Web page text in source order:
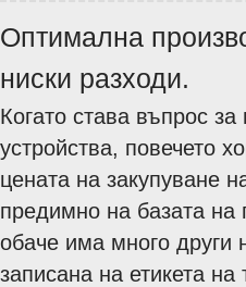
Оптимална
ниски разходи.
Когато става въпрос
устройства, повечето
цената на закупуване
предимно на базата на
обаче има много други
записана на етикета